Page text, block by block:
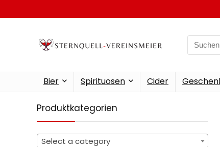
Search
for:
Bier Spirituosen Cider
Produktkategorien
Select a category